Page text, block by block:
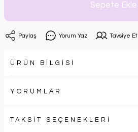
Sepete Ekle
Paylaş Yorum Yaz Tavsiye Et
ÜRÜN BİLGİSİ
YORUMLAR
TAKSİT SEÇENEKLERİ